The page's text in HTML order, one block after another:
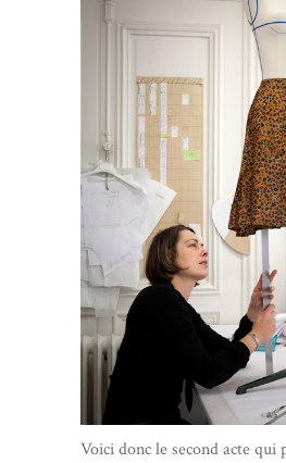
Voici donc le second acte qui